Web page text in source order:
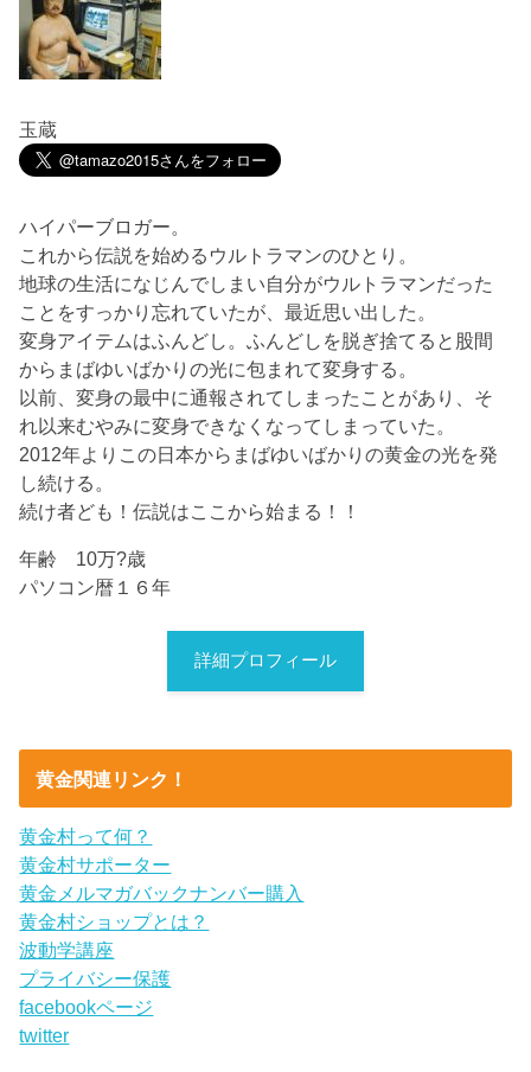
玉蔵
ハイパーブロガー。
これから伝説を始めるウルトラマンのひとり。
地球の生活になじんでしまい自分がウルトラマンだった
ことをすっかり忘れていたが、最近思い出した。
変身アイテムはふんどし。ふんどしを脱ぎ捨てると股間
からまばゆいばかりの光に包まれて変身する。
以前、変身の最中に通報されてしまったことがあり、そ
れ以来むやみに変身できなくなってしまっていた。
2012年よりこの日本からまばゆいばかりの黄金の光を発
し続ける。
続け者ども！伝説はここから始まる！！
年齢 10万?歳
パソコン暦１６年
詳細プロフィール
黄金関連リンク！
黄金村って何？
黄金村サポーター
黄金メルマガバックナンバー購入
黄金村ショップとは？
波動学講座
プライバシー保護
facebookページ
twitter